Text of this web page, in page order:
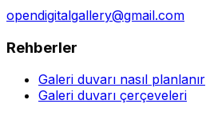
opendigitalgallery@gmail.com
Rehberler
Galeri duvarı nasıl planlanır
Galeri duvarı çerçeveleri